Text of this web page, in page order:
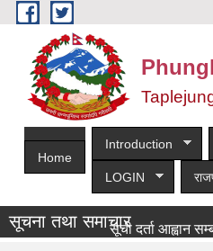
Skip to main content
Home
Introduction
LOGIN
सूचना तथा समाचार
सूची दर्ता आह्वान सम्बन्धी